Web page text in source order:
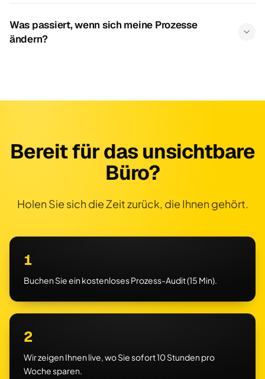
Was passiert, wenn sich meine Prozesse
ändern?
Bereit für das unsichtbare
Büro?
Holen Sie sich die Zeit zurück, die Ihnen gehört.
1
Buchen Sie ein kostenloses Prozess-Audit (15 Min).
2
Wir zeigen Ihnen live, wo Sie sofort 10 Stunden pro
Woche sparen.